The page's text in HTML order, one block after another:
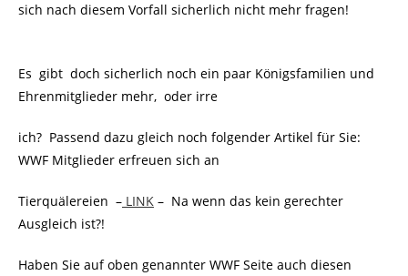
sich nach diesem Vorfall sicherlich nicht mehr fragen!
Es gibt doch sicherlich noch ein paar Königsfamilien und
Ehrenmitglieder mehr, oder irre
ich? Passend dazu gleich noch folgender Artikel für Sie:
WWF Mitglieder erfreuen sich an
Tierquälereien – LINK – Na wenn das kein gerechter
Ausgleich ist?!
Haben Sie auf oben genannter WWF Seite auch diesen